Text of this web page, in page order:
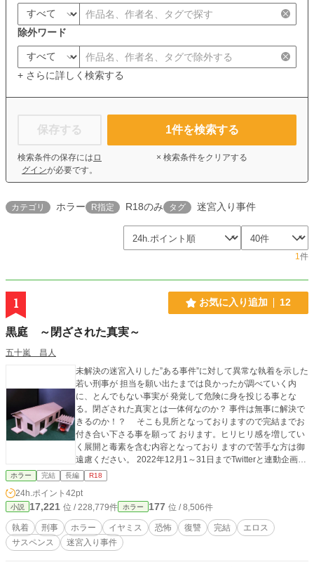
除外ワード
+ さらに詳しく検索する
保存する
検索条件の保存には ロ
グインが必要です。
1件を検索する
× 検索条件をクリアする
カテゴリ ホラー R指定 R18のみ タグ 迷宮入り事件
1件
1 お気に入り追加 12
黒庭 ～閉ざされた真実～
五十嵐 昌人
未解決の迷宮入りした”ある事件”に対して異常な執着を示した
若い刑事が 担当を願い出たまでは良かったが調べていく内
に、とんでもない事実が 発覚して危険に身を投じる事とな
る。閉ざされた真実とは一体何なのか？ 事件は無事に解決で
きるのか！？ そこも見所となっておりますので完結までお
付き合い下さる事を願って おります。ヒリヒリ感を増してい
く展開と毒素を含む内容となっており ますので苦手な方は御
遠慮ください。 2022年12月1～31日までTwitterと連動企画し
ます！ 詳しくは近況ボードにて確認下さい。 皆様、今年も
後１ヶ月と少しですが宜しくお願いします！ お気に入り登録
＆感想（短くてもＯＫです）も、お待ちしております♪ ＊毎
年（節目）、読み返してみると好きなキャラが変わったり、
感じ方 や受け取り方も違ってくる内容となっております。
ホラー 完結 長編 R18
24h.ポイント 42pt
小説 17,221 位 / 228,779件 ホラー 177 位 / 8,506件
執着 刑事 ホラー イヤミス 恐怖 復讐 完結
エロス
サスペンス
迷宮入り事件